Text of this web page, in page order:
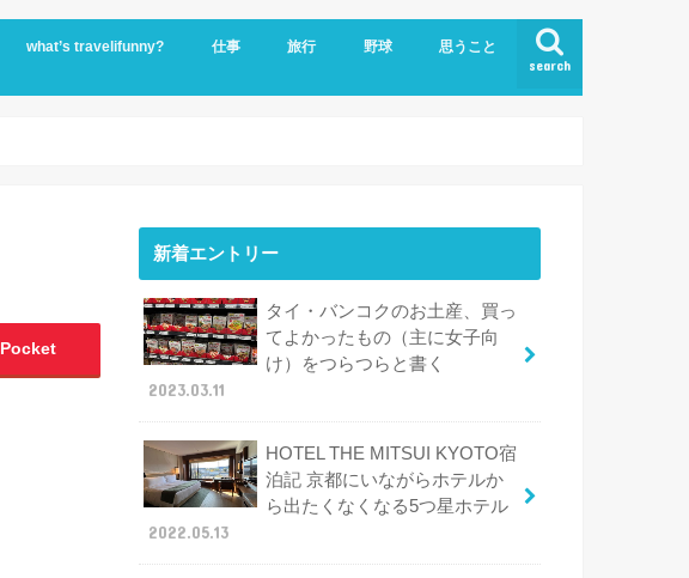
search
what’s travelifunny? 仕事 旅行
ビジネスクラスで世界一周
ハワイ
野球 思うこと
Pocket
新着エントリー
タイ・バンコクのお土産、買っ
てよかったもの（主に女子向
け）をつらつらと書く
2023.03.11
HOTEL THE MITSUI KYOTO宿
泊記 京都にいながらホテルか
ら出たくなくなる5つ星ホテル
2022.05.13